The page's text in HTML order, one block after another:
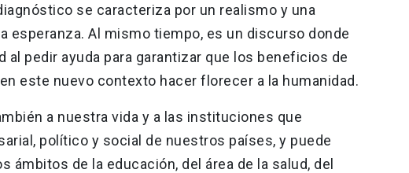
se caracteriza por un realismo y una
esperanza. Al mismo tiempo, es un discurso donde
al pedir ayuda para garantizar que los beneficios de
este nuevo contexto hacer florecer a la humanidad.
a nuestra vida y a las instituciones que
político y social de nuestros países, y puede
ámbitos de la educación, del área de la salud, del